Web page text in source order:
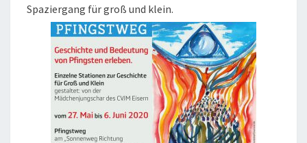
Spaziergang für groß und klein.